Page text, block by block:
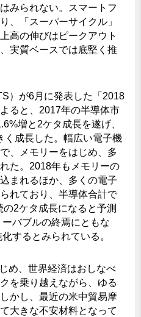
みられない。スマートフ
、「スーパーサイクル」
高の伸びはピークアウト
実質ベースでは底堅く推
）が6月に発表した「2018
ると、2017年の半導体市
増と2ケタ成長を遂げ、
く成長した。幅広い電子機
、メモリーをはじめ、多
た。2018年もメモリーの
まれるほか、多くの電子
れており、半導体合計で
2ケタ成長になると予測
バブルの終焉にともな
するとみられている。
め、世界経済はおしなべ
を乗り越えながら、ゆる
かし、最近の米中貿易摩
大きな不安材料となって